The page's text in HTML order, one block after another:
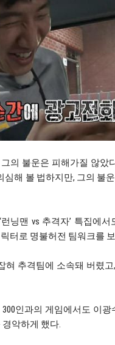
의 불운은 피해가질 않았
해 볼 법하지만, 그의 불
닝맨 vs 추격자’ 특집에
터로 명불허전 팀워크를
혀 추격팀에 소속돼 버렸
인과의 게임에서도 이
악하게 했다.